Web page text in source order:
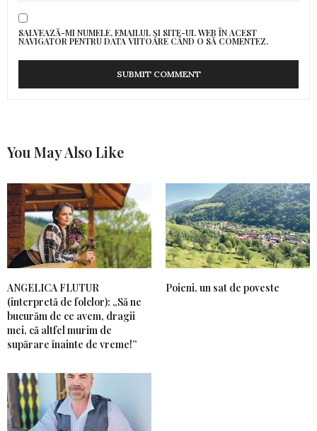
SALVEAZĂ-MI NUMELE, EMAILUL ȘI SITE-UL WEB ÎN ACEST
NAVIGATOR PENTRU DATA VIITOARE CÂND O SĂ COMENTEZ.
You May Also Like
ANGELICA FLUTUR
(interpretă de folclor): „Să ne
bucurăm de ce avem, dragii
mei, că altfel murim de
supărare înainte de vreme!”
Poieni, un sat de poveste